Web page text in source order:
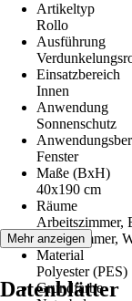
Artikeltyp
Rollo
Ausführung
Einsatzbereich
Innen
Anwendung
Sonnenschutz
Fenster
Maße (BxH)
40x190 cm
Räume
Arbeitszimmer,
Schlafzimmer,
Material
Polyester (PES)
Grundfarbe
Mehr anzeigen
Datenblätter